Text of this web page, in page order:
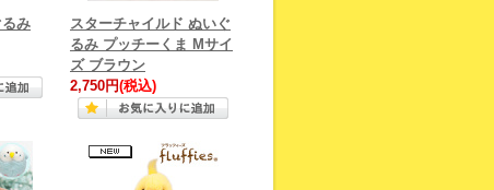
み
スターチャイルド ぬいぐ
るみ プッチーくま Mサイ
ズ ブラウン
2,750円(税込)